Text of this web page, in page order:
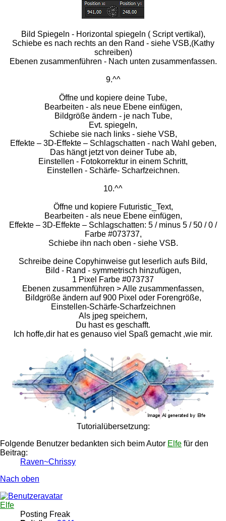
Bild Spiegeln - Horizontal spiegeln ( Script vertikal),
Schiebe es nach rechts an den Rand - siehe VSB,(Kathy
schreiben)
Ebenen zusammenführen - Nach unten zusammenfassen.
9.^^
Öffne und kopiere deine Tube,
Bearbeiten - als neue Ebene einfügen,
Bildgröße ändern - je nach Tube,
Evt. spiegeln,
Schiebe sie nach links - siehe VSB,
Effekte – 3D-Effekte – Schlagschatten - nach Wahl geben,
Das hängt jetzt von deiner Tube ab,
Einstellen - Fotokorrektur in einem Schritt,
Einstellen - Schärfe- Scharfzeichnen.
10.^^
Öffne und kopiere Futuristic_Text,
Bearbeiten - als neue Ebene einfügen,
Effekte – 3D-Effekte – Schlagschatten: 5 / minus 5 / 50 / 0 /
Farbe #073737,
Schiebe ihn nach oben - siehe VSB.
Schreibe deine Copyhinweise gut leserlich aufs Bild,
Bild - Rand - symmetrisch hinzufügen,
1 Pixel Farbe #073737
Ebenen zusammenführen > Alle zusammenfassen,
Bildgröße ändern auf 900 Pixel oder Forengröße,
Einstellen-Schärfe-Scharfzeichnen
Als jpeg speichern,
Du hast es geschafft.
Ich hoffe,dir hat es genauso viel Spaß gemacht ,wie mir.
Tutorialübersetzung:
Folgende Benutzer bedankten sich beim Autor Elfe für den
Beitrag:
Raven~Chrissy
Nach oben
Elfe
Posting Freak